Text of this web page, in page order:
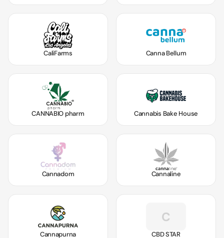
CaliFarms Canna Bellum
CANNABIO pharm Cannabis Bake House
Cannadom Cannaline
Cannapurna
C
CBD STAR